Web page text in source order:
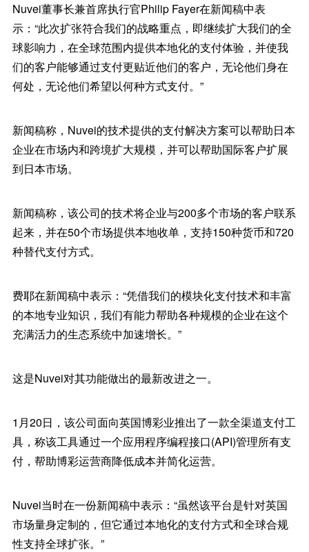
Nuvei董事长兼首席执行官Philip Fayer在新闻稿中表
示：“此次扩张符合我们的战略重点，即继续扩大我们的全
球影响力，在全球范围内提供本地化的支付体验，并使我
们的客户能够通过支付更贴近他们的客户，无论他们身在
何处，无论他们希望以何种方式支付。”
新闻稿称，Nuvei的技术提供的支付解决方案可以帮助日本
企业在市场内和跨境扩大规模，并可以帮助国际客户扩展
到日本市场。
新闻稿称，该公司的技术将企业与200多个市场的客户联系
起来，并在50个市场提供本地收单，支持150种货币和720
种替代支付方式。
费耶在新闻稿中表示：“凭借我们的模块化支付技术和丰富
的本地专业知识，我们有能力帮助各种规模的企业在这个
充满活力的生态系统中加速增长。”
这是Nuvei对其功能做出的最新改进之一。
1月20日，该公司面向英国博彩业推出了一款全渠道支付工
具，称该工具通过一个应用程序编程接口(API)管理所有支
付，帮助博彩运营商降低成本并简化运营。
Nuvei当时在一份新闻稿中表示：“虽然该平台是针对英国
市场量身定制的，但它通过本地化的支付方式和全球合规
性支持全球扩张。”